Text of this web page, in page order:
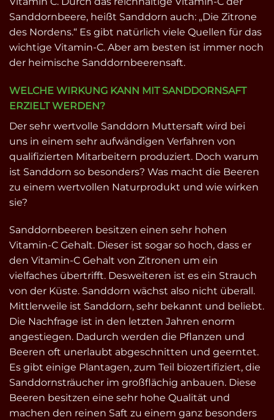
Sanddornbeere, heißt Sanddorn auch: „Die Zitrone
des Nordens.“ Es gibt natürlich viele Quellen für das
wichtige Vitamin-C. Aber am besten ist immer noch
der heimische Sanddornbeerensaft.
WELCHE WIRKUNG KANN MIT SANDDORNSAFT
ERZIELT WERDEN?
Der sehr wertvolle Sanddorn Muttersaft wird bei
uns in einem sehr aufwändigen Verfahren von
qualifizierten Mitarbeitern produziert. Doch warum
ist Sanddorn so besonders? Was macht die Beeren
zu einem wertvollen Naturprodukt und wie wirken
sie?
Sanddornbeeren besitzen einen sehr hohen
Vitamin-C Gehalt. Dieser ist sogar so hoch, dass er
den Vitamin-C Gehalt von Zitronen um ein
vielfaches übertrifft. Desweiteren ist es ein Strauch
von der Küste. Sanddorn wächst also nicht überall.
Mittlerweile ist Sanddorn, sehr bekannt und beliebt.
Die Nachfrage ist in den letzten Jahren enorm
angestiegen. Dadurch werden die Pflanzen und
Beeren oft unerlaubt abgeschnitten und geerntet.
Es gibt einige Plantagen, zum Teil biozertifiziert, die
Sanddornsträucher im großflächig anbauen. Diese
Beeren besitzen eine sehr hohe Qualität und
machen den reinen Saft zu einem ganz besonders